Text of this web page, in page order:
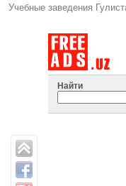
Учебные заведения
Найти